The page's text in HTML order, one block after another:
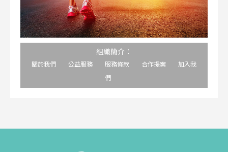
組織簡介：
關於我們 公益服務 服務條款 合作提案
加入我
們